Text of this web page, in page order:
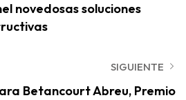
novedosas soluciones
SIGUIENTE
Betancourt Abreu, Premio